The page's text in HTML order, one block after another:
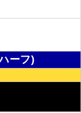
ーフ)